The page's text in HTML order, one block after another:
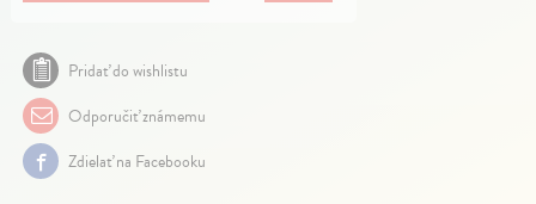
Pridať do wishlistu
Odporučiť známemu
Zdielať na Facebooku